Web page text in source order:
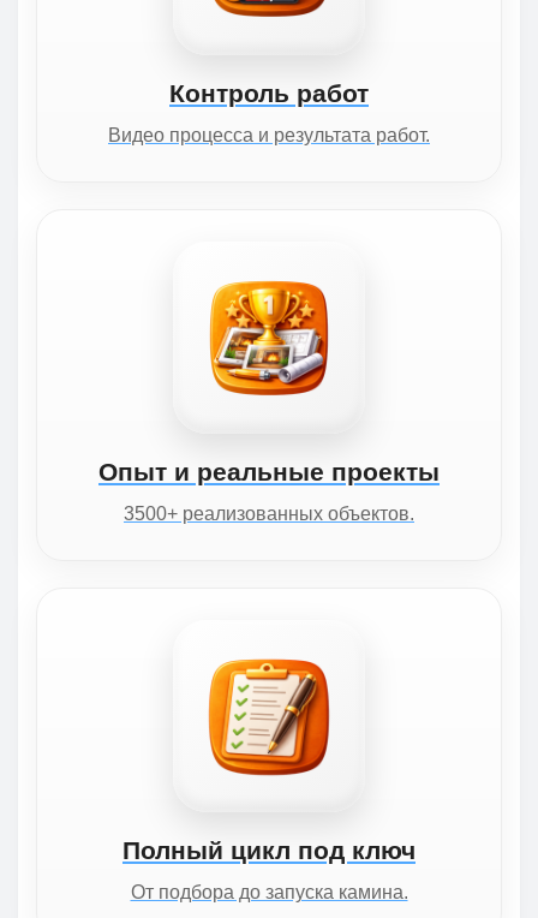
Контроль работ
Видео процесса и результата работ.
Опыт и реальные проекты
3500+ реализованных объектов.
Полный цикл под ключ
От подбора до запуска камина.